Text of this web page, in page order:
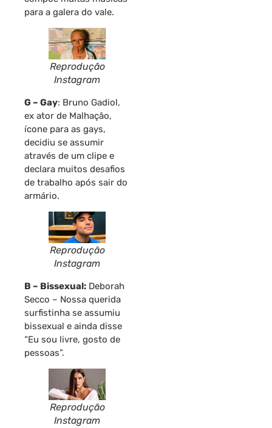
para a galera do vale.
Reprodução
Instagram
G – Gay: Bruno Gadiol,
ex ator de Malhação,
ícone para as gays,
decidiu se assumir
através de um clipe e
declara muitos desafios
de trabalho após sair do
armário.
Reprodução
Instagram
B – Bissexual: Deborah
Secco – Nossa querida
surfistinha se assumiu
bissexual e ainda disse
“Eu sou livre, gosto de
pessoas”.
Reprodução
Instagram